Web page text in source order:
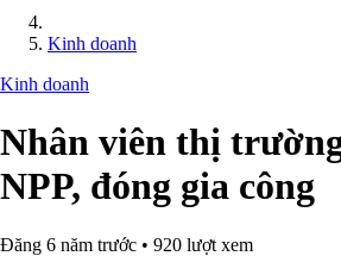
Kinh doanh
Kinh doanh
Nhân viên thị
NPP, đóng gia công
Đăng 6 năm trước • 920 lượt xem